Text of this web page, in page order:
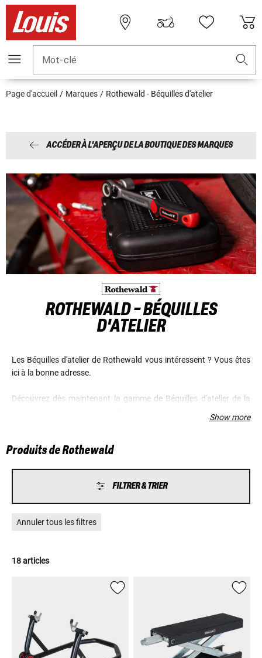
Mot-clé
Page d'accueil Marques Rothewald - Béquilles d'atelier
ACCÉDER À L'APERÇU DE LA BOUTIQUE DES MARQUES
ROTHEWALD - BÉQUILLES
D'ATELIER
Les Béquilles d'atelier de Rothewald vous intéressent ? Vous êtes
ici à la bonne adresse.
Découvrez dès maintenant la gamme de Béquilles d'atelier de la
Show more
Produits de Rothewald
FILTRER & TRIER
Annuler tous les filtres
18 articles